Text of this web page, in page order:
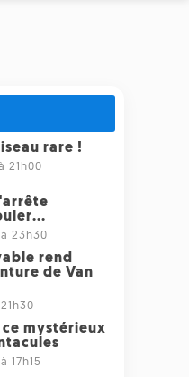
rare !
21h00
23h30
rend
de Van
ce mystérieux
17h15